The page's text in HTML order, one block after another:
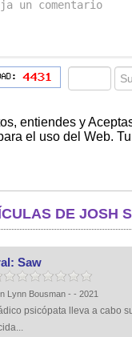
entiendes y
el uso del Web.
DE JOSH
Saw
Lynn Bousman - - 2021
psicópata lleva a cabo